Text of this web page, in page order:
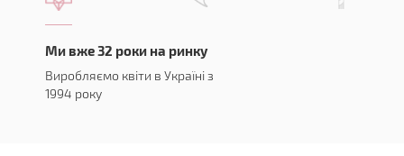
Ми вже 32 роки на ринку
Виробляємо квіти в Україні з
1994 року